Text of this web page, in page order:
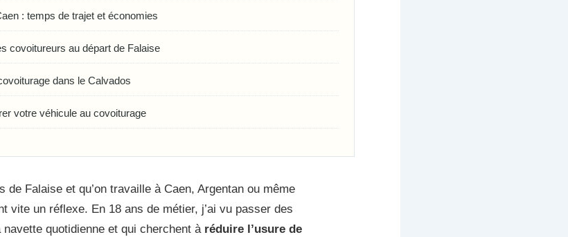
: temps de trajet et économies
covoitureurs au départ de Falaise
dans le Calvados
votre véhicule au covoiturage
de Falaise et qu’on travaille à Caen, Argentan ou même
vite un réflexe. En 18 ans de métier, j’ai vu passer des
quotidienne et qui cherchent à réduire l’usure de